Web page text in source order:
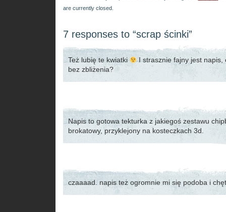
are currently closed.
7 responses to “scrap ścinki”
Też lubię te kwiatki
I strasznie fajny jest napis,
bez zbliżenia?
Napis to gotowa tekturka z jakiegoś zestawu
brokatowy, przyklejony na kosteczkach 3d.
czaaaad. napis też ogromnie mi się podoba i